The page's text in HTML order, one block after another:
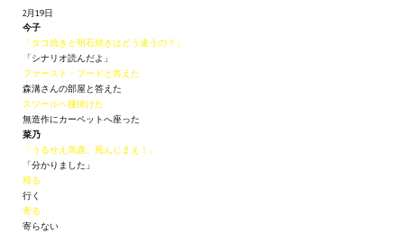
Sacred Gold Remaster Fan Edition
Red Faction remaster Fan Edition
Aliens versus Predator 1 Remaster Fan Edition
Age of Pirates: Caribbean Tales Remaster Fan Edition
Корсары 3 Сундук мертвеца Remaster Fan Edition
Sea Dogs - City of Abandoned Ships Remaster Fan Edition
2月19日
今子
「タコ焼きと明石焼きはどう違うの？」
「シナリオ読んだよ」
ファースト・フードと答えた
森溝さんの部屋と答えた
スツールへ腰掛けた
無造作にカーペットへ座った
菜乃
「うるせえ馬鹿、死んじまえ！」
「分かりました」
帰る
行く
寄る
寄らない